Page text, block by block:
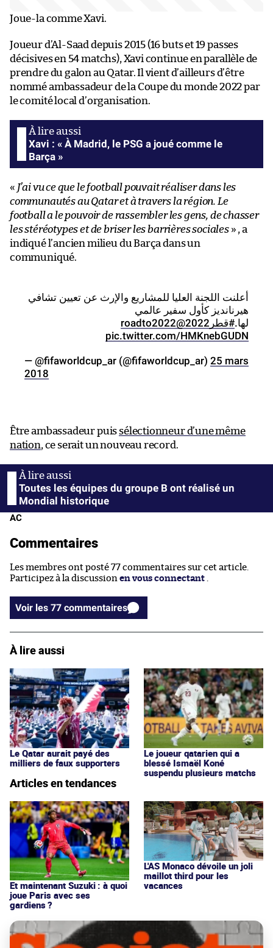
Joue-la comme Xavi.
Joueur d’Al-Saad depuis 2015 (16 buts et 19 passes
décisives en 54 matchs), Xavi continue en parallèle de
prendre du galon au Qatar. Il vient d’ailleurs d’être
nommé ambassadeur de la Coupe du monde 2022 par
le comité local d’organisation.
Xavi : « À Madrid, le PSG a joué comme le
Barça »
« J’ai vu ce que le football pouvait réaliser dans les
communautés au Qatar et à travers la région. Le
football a le pouvoir de rassembler les gens, de chasser
les stéréotypes et de briser les barrières sociales» , a
indiqué l’ancien milieu du Barça dans un
communiqué.
أعلنت اللجنة العليا للمشاريع والإرث عن تعيين تشافي
هيرنانديز كأول سفير عالمي
لها.#قطر2022
@roadto2022
pic.twitter.com/HMKnebGUDN
— @fifaworldcup_ar (@fifaworldcup_ar) 25 mars
2018
Être ambassadeur puis sélectionneur d’une même
nation, ce serait un nouveau record.
Toutes les équipes du groupe B ont réalisé un
Mondial historique
AC
Commentaires
Les membres ont posté 77 commentaires sur cet article.
Participez à la discussion en vous connectant
Voir les 77 commentaires
À lire aussi
Le Qatar aurait payé des
milliers de faux supporters
Le joueur qatarien qui a
blessé Ismaël Koné
suspendu plusieurs matchs
Articles en tendances
Et maintenant Suzuki : à quoi
joue Paris avec ses
gardiens ?
L'AS Monaco dévoile un joli
maillot third pour les
vacances